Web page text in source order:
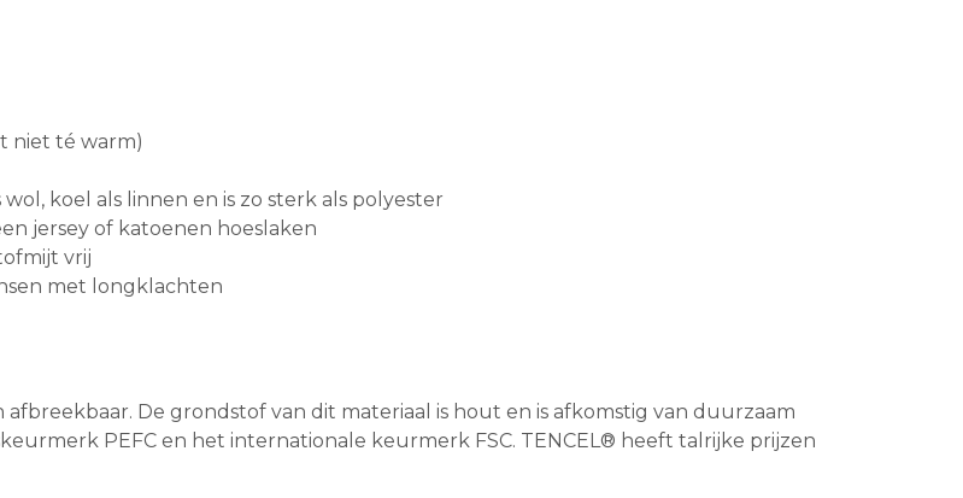
niet té warm)
koel als linnen en is zo sterk als polyester
jersey of katoenen hoeslaken
vrij
met longklachten
De grondstof van dit materiaal is hout en is afkomstig van duurzaam
PEFC en het internationale keurmerk FSC. TENCEL® heeft talrijke prijzen